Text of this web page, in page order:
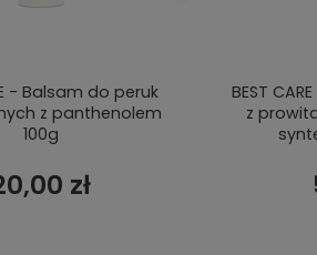
- Balsam do peruk
z panthenolem
100g
zł
BEST
z